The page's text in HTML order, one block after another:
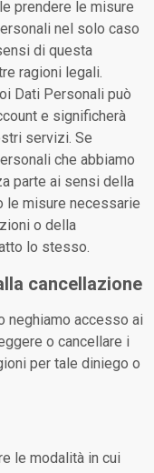
prendere le misure
nel solo caso
di questa
ragioni legali.
Dati Personali può
e significherà
servizi. Se
che abbiamo
parte ai sensi della
le misure necessarie
o della
lo stesso.
cancellazione
neghiamo accesso ai
o cancellare i
per tale diniego o
le modalità in cui